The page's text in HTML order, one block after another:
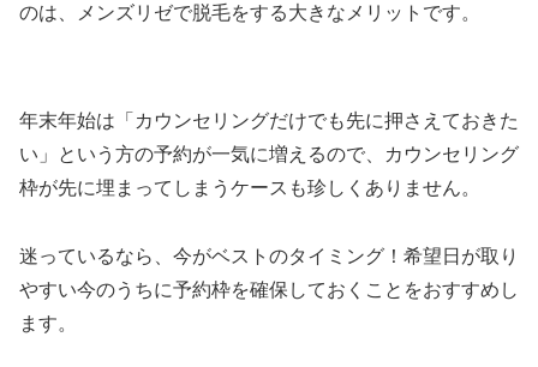
のは、メンズリゼで脱毛をする大きなメリットです。
年末年始は「カウンセリングだけでも先に押さえておきた
い」という方の予約が一気に増えるので、カウンセリング
枠が先に埋まってしまうケースも珍しくありません。
迷っているなら、今がベストのタイミング！希望日が取り
やすい今のうちに予約枠を確保しておくことをおすすめし
ます。